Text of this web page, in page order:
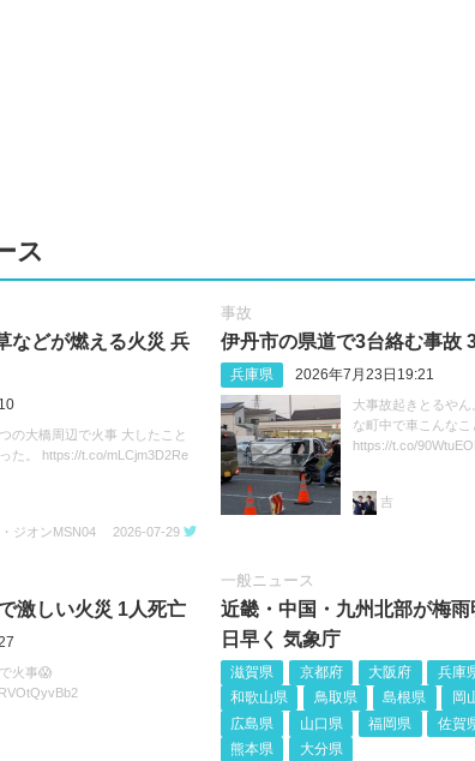
ス
などが燃える火災 兵
の大橋周辺で火事 大したこと
た。 https://t.co/mLCjm3D2Re
ジオンMSN04 2026-07-29
事故
伊丹市の県道で3台絡む事故
兵庫県 2026年7月23日19:21
大事故起きとるやん
な町中で車こんなこ
https://t.co/
吉
激しい火災 1人死亡
火事😱
一般ニュース
近畿・中国・九州北部が梅
日早く 気象庁
滋賀県 京都府 大阪府 兵庫
和歌山県
鳥取県 島根県
岡
広島県
山口県 福岡県 佐賀
熊本県
大分県